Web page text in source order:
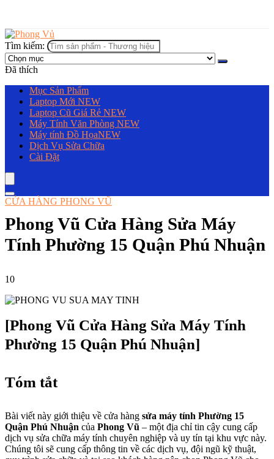
Tìm kiếm:
Đã thích
Mục Sản Phẩm
Laptop Mới NEW
Laptop Cũ Giá Rẻ NEW
Máy Tính Văn Phòng NEW
Máy tính Đồ HọaNEW
Dịch Vụ Sửa Chữa
Cài Đặt
CỬA HÀNG PHONG VŨ
Phong Vũ Cửa Hàng Sửa Máy
Tính Phường 15 Quận Phú Nhuận
10
[Phong Vũ Cửa Hàng Sửa Máy Tính
Phường 15 Quận Phú Nhuận]
Tóm tắt
Bài viết này giới thiệu về cửa hàng sửa máy tính Phường 15
Quận Phú Nhuận của Phong Vũ – một địa chỉ tin cậy cung cấp
dịch vụ sửa chữa máy tính chuyên nghiệp và uy tín tại khu vực này.
Chúng tôi sẽ cung cấp thông tin về các dịch vụ, đội ngũ kỹ thuật,